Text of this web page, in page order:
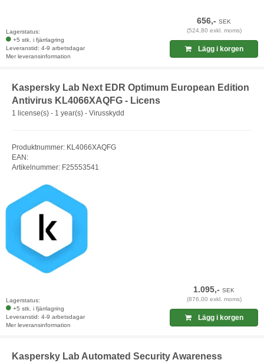
Lagerstatus:
+5 stk. i fjärrlagring
Leveranstid: 4-9 arbetsdagar
Mer leveransinformation
656,-SEK
(524,80 exkl. moms)
Lägg i korgen
Kaspersky Lab Next EDR Optimum European Edition
Antivirus KL4066XAQFG - Licens
1 license(s) - 1 year(s) - Virusskydd
Produktnummer: KL4066XAQFG
EAN:
Artikelnummer: F25553541
Lagerstatus:
+5 stk. i fjärrlagring
Leveranstid: 4-9 arbetsdagar
Mer leveransinformation
1.095,-SEK
(876,00 exkl. moms)
Lägg i korgen
Kaspersky Lab Automated Security Awareness